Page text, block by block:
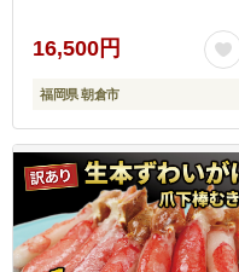
16,500円
福岡県 朝倉市